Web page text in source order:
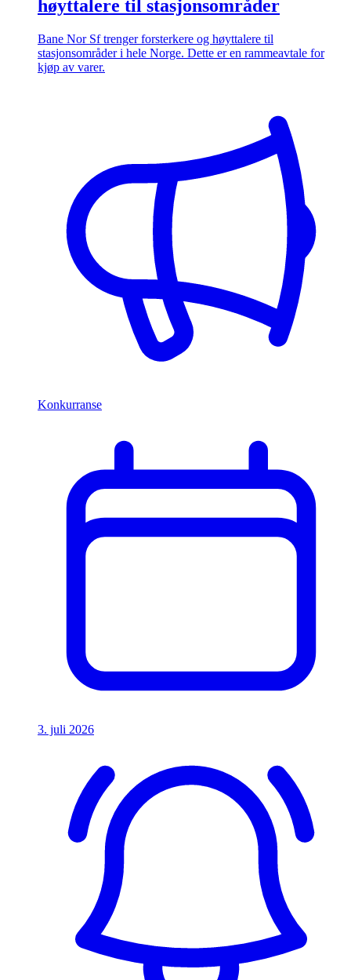
høyttalere til stasjonsområder
Bane Nor Sf trenger forsterkere og høyttalere til
stasjonsområder i hele Norge. Dette er en rammeavtale for
kjøp av varer.
Konkurranse
3. juli 2026